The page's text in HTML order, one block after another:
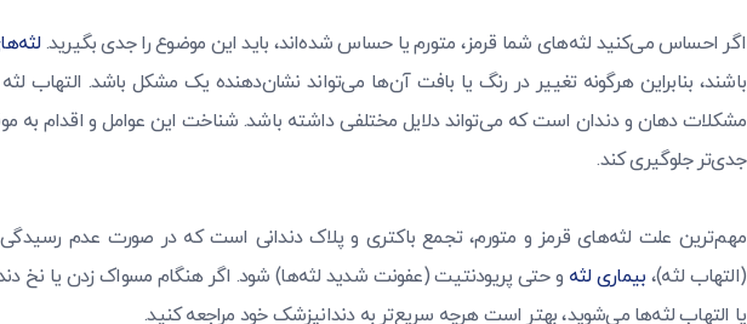
اگر احساس می‌کنید لثه‌های شما قرمز، متورم یا حساس شده‌اند، باید این موضوع را جدی بگیرید.
باشند، بنابراین هرگونه تغییر در رنگ یا بافت آن‌ها می‌تواند نشان‌دهنده یک مشکل باشد. التهاب
مشکلات دهان و دندان است که می‌تواند دلایل مختلفی داشته باشد. شناخت این عوامل و اقدام به
جدی‌تر جلوگیری کند.
مهم‌ترین علت لثه‌های قرمز و متورم، تجمع باکتری و پلاک دندانی است که در صورت عدم رسیدگی،
(التهاب لثه)، بیماری لثه و حتی پریودنتیت (عفونت شدید لثه‌ها) شود. اگر هنگام مسواک زدن یا نخ
یا التهاب لثه‌ها می‌شوید، بهتر است هرچه سریع‌تر به دندانپزشک خود مراجعه کنید.